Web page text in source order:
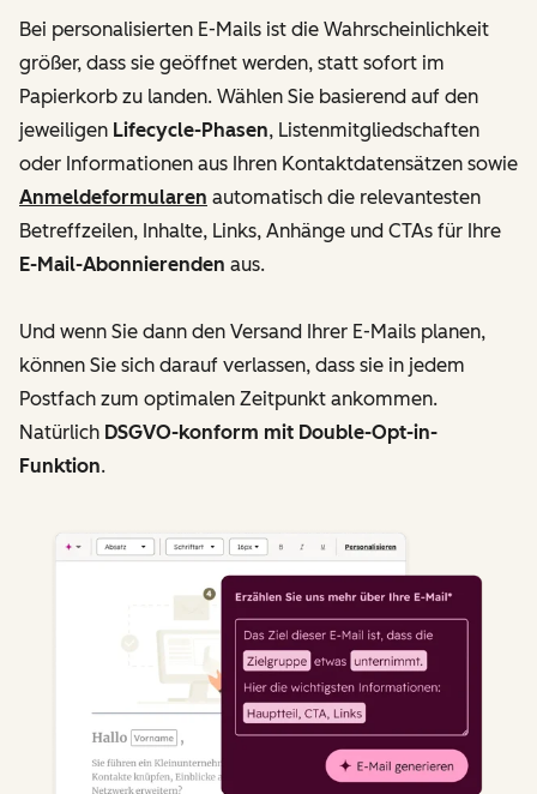
Bei personalisierten E-Mails ist die Wahrscheinlichkeit
größer, dass sie geöffnet werden, statt sofort im
Papierkorb zu landen. Wählen Sie basierend auf den
jeweiligen Lifecycle-Phasen, Listenmitgliedschaften
oder Informationen aus Ihren Kontaktdatensätzen sowie
Anmeldeformularen automatisch die relevantesten
Betreffzeilen, Inhalte, Links, Anhänge und CTAs für Ihre
E-Mail-Abonnierenden aus.
Und wenn Sie dann den Versand Ihrer E-Mails planen,
können Sie sich darauf verlassen, dass sie in jedem
Postfach zum optimalen Zeitpunkt ankommen.
Natürlich DSGVO-konform mit Double-Opt-in-
Funktion.